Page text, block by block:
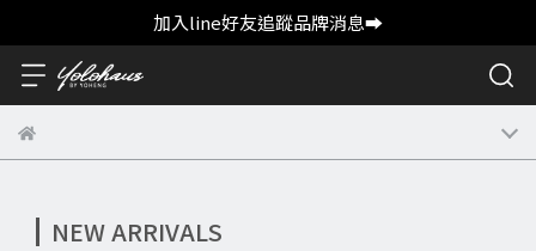
加入line好友追蹤品牌消息➡️
NEW ARRIVALS